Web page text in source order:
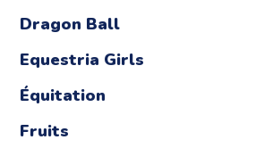
Dragon Ball
Equestria Girls
Équitation
Fruits